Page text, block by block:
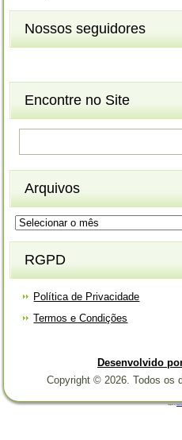
Nossos seguidores
Encontre no Site
Arquivos
Arquivos
RGPD
Política de Privacidade
Termos e Condições
Desenvolvido
Copyright © 2026. Todos os